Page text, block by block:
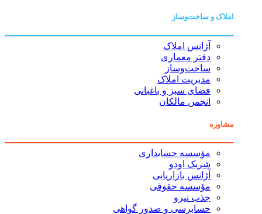
املاک و ساخت‌وساز
آژانس املاک
دفتر معماری
ساخت‌وساز
مدیریت املاک
فضای سبز و باغبانی
انجمن مالکان
مشاوره
مؤسسه حسابداری
شریک اودو
آژانس بازاریابی
مؤسسه حقوقی
جذب نیرو
حسابرسی و صدور گواهی